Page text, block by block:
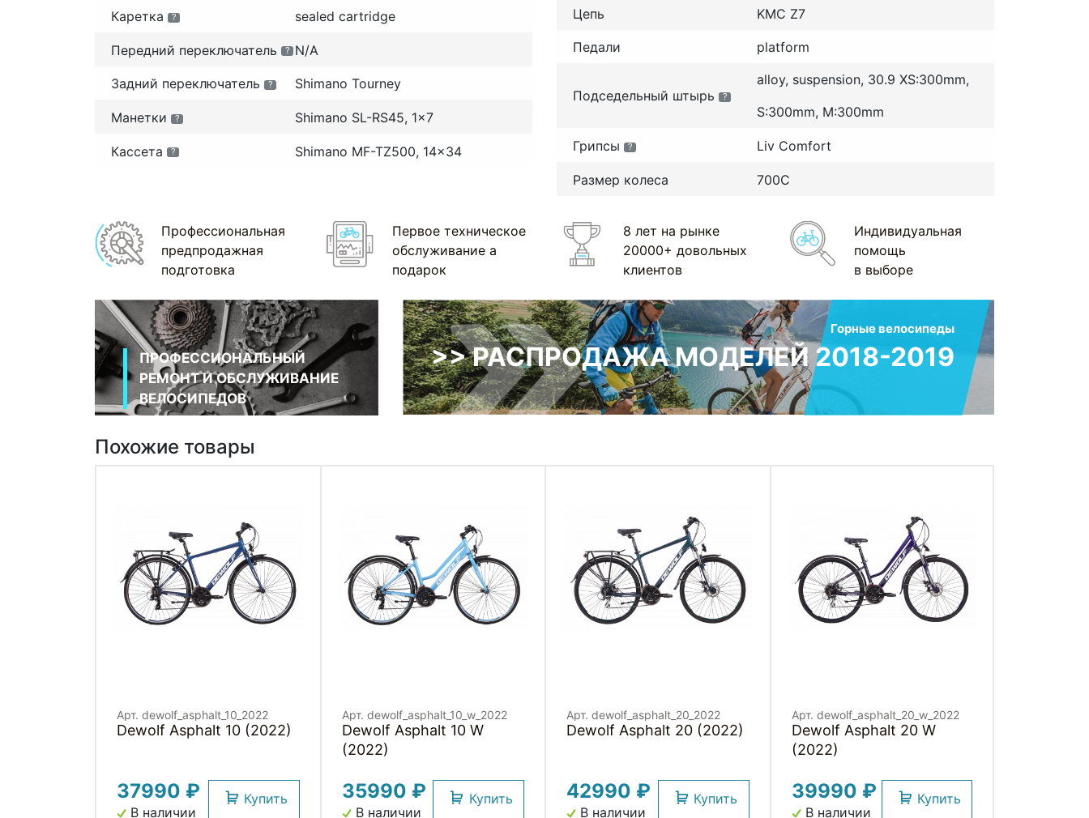
Каретка ? sealed cartridge
Передний переключатель ? N/A
Задний переключатель ? Shimano Tourney
Манетки ? Shimano SL-RS45, 1x7
Кассета ? Shimano MF-TZ500, 14x34
Цепь KMC Z7
Педали platform
Подседельный штырь ?
alloy, suspension, 30.9 XS:300mm,
S:300mm, M:300mm
Грипсы ? Liv Comfort
Размер колеса 700С
Профессиональная
предпродажная
подготовка
Первое техническое
обслуживание а
подарок
8 лет на рынке
20000+ довольных
клиентов
Индивидуальная
помощь
в выборе
ПРОФЕССИОНАЛЬНЫЙ
РЕМОНТ И ОБСЛУЖИВАНИЕ
ВЕЛОСИПЕДОВ
Горные велосипеды
>> РАСПРОДАЖА МОДЕЛЕЙ 2018-2019
Похожие товары
Арт. dewolf_asphalt_10_2022
Dewolf Asphalt 10 (2022)
37990 ₽
В наличии
Купить
Арт. dewolf_asphalt_10_w_2022
Dewolf Asphalt 10 W
(2022)
35990 ₽
В наличии
Купить
Арт. dewolf_asphalt_20_2022
Dewolf Asphalt 20 (2022)
42990 ₽
В наличии
Купить
Арт. dewolf_asphalt_20_w_2022
Dewolf Asphalt 20 W
(2022)
39990 ₽
В наличии
Купить